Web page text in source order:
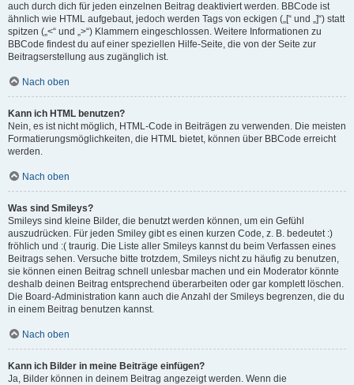
auch durch dich für jeden einzelnen Beitrag deaktiviert werden. BBCode ist
ähnlich wie HTML aufgebaut, jedoch werden Tags von eckigen („[“ und „]“) statt
spitzen („<“ und „>“) Klammern eingeschlossen. Weitere Informationen zu
BBCode findest du auf einer speziellen Hilfe-Seite, die von der Seite zur
Beitragserstellung aus zugänglich ist.
Nach oben
Kann ich HTML benutzen?
Nein, es ist nicht möglich, HTML-Code in Beiträgen zu verwenden. Die meisten
Formatierungsmöglichkeiten, die HTML bietet, können über BBCode erreicht
werden.
Nach oben
Was sind Smileys?
Smileys sind kleine Bilder, die benutzt werden können, um ein Gefühl
auszudrücken. Für jeden Smiley gibt es einen kurzen Code, z. B. bedeutet :)
fröhlich und :( traurig. Die Liste aller Smileys kannst du beim Verfassen eines
Beitrags sehen. Versuche bitte trotzdem, Smileys nicht zu häufig zu benutzen,
sie können einen Beitrag schnell unlesbar machen und ein Moderator könnte
deshalb deinen Beitrag entsprechend überarbeiten oder gar komplett löschen.
Die Board-Administration kann auch die Anzahl der Smileys begrenzen, die du
in einem Beitrag benutzen kannst.
Nach oben
Kann ich Bilder in meine Beiträge einfügen?
Ja, Bilder können in deinem Beitrag angezeigt werden. Wenn die